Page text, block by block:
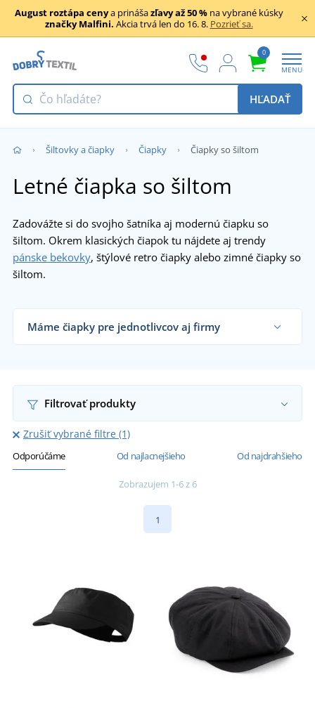
August roztápa cenya prinášazľavy až 50 %na vybrané kúsky
značky Malfini. Akcia trvá len do 16. 8. Pozrieť sa.
0
MENU
HĽADAŤ
Šiltovky a čiapky Čiapky Čiapky so šiltom
Letné čiapka so šiltom
Zadovážte si do svojho šatníka aj modernú čiapku so
šiltom. Okrem klasických čiapok tu nájdete aj trendy
pánske bekovky, štýlové retro čiapky alebo zimné čiapky so
šiltom.
Máme čiapky pre jednotlivcov aj firmy
Filtrovať produkty
Zrušiť vybrané filtre (1)
Odporúčáme Od najlacnejšieho Od najdrahšieho
Zobrazujem 1-6 z 6
1